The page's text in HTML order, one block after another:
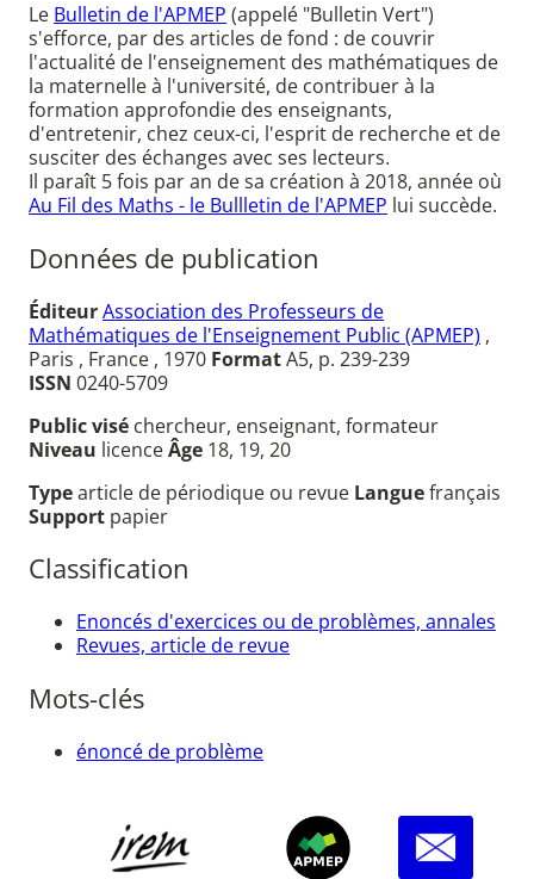
Le Bulletin de l'APMEP (appelé "Bulletin Vert")
s'efforce, par des articles de fond : de couvrir
l'actualité de l'enseignement des mathématiques de
la maternelle à l'université, de contribuer à la
formation approfondie des enseignants,
d'entretenir, chez ceux-ci, l'esprit de recherche et de
susciter des échanges avec ses lecteurs.
Il paraît 5 fois par an de sa création à 2018, année où
Au Fil des Maths - le Bullletin de l'APMEP lui succède.
Données de publication
ÉditeurAssociation des Professeurs de
Mathématiques de l'Enseignement Public (APMEP) ,
Paris , France , 1970 FormatA5, p. 239-239
ISSN 0240-5709
Public visé chercheur, enseignant, formateur
Niveau licenceÂge 18, 19, 20
Typearticle de périodique ou revue Languefrançais
Support papier
Classification
Enoncés d'exercices ou de problèmes, annales
Revues, article de revue
Mots-clés
énoncé de problème